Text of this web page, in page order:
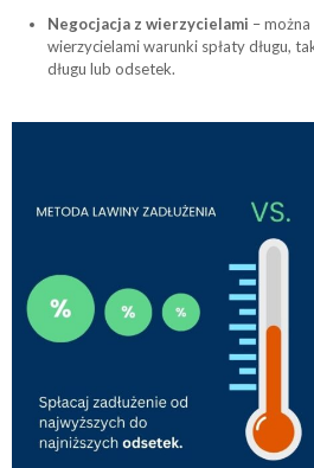
Negocjacja z wierzycielami –
wierzycielami warunki spłaty długu,
długu lub odsetek.